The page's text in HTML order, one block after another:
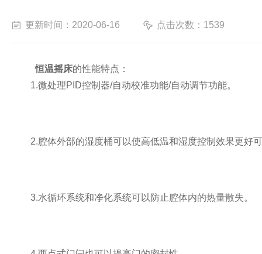
更新时间：2020-06-16 点击次数：1539
恒温摇床的性能特点：
1.微处理PID控制器/自动校准功能/自动调节功能。
2.腔体外部的湿度桶可以使高低温和湿度控制效果更好
3.水循环系统和净化系统可以防止腔体内的热量散失。